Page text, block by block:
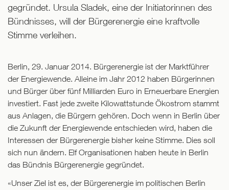
gegründet. Ursula Sladek, eine der Initiatorinnen des
Bündnisses, will der Bürgerenergie eine kraftvolle
Stimme verleihen.
Berlin, 29. Januar 2014. Bürgerenergie ist der Marktführer
der Energiewende. Alleine im Jahr 2012 haben Bürgerinnen
und Bürger über fünf Milliarden Euro in Erneuerbare Energien
investiert. Fast jede zweite Kilowattstunde Ökostrom stammt
aus Anlagen, die Bürgern gehören. Doch wenn in Berlin über
die Zukunft der Energiewende entschieden wird, haben die
Interessen der Bürgerenergie bisher keine Stimme. Dies soll
sich nun ändern. Elf Organisationen haben heute in Berlin
das Bündnis Bürgerenergie gegründet.
«Unser Ziel ist es, der Bürgerenergie im politischen Berlin